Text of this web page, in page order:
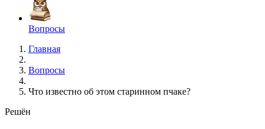
Вопросы
Главная
Вопросы
Что известно об этом старинном пчаке?
Решён